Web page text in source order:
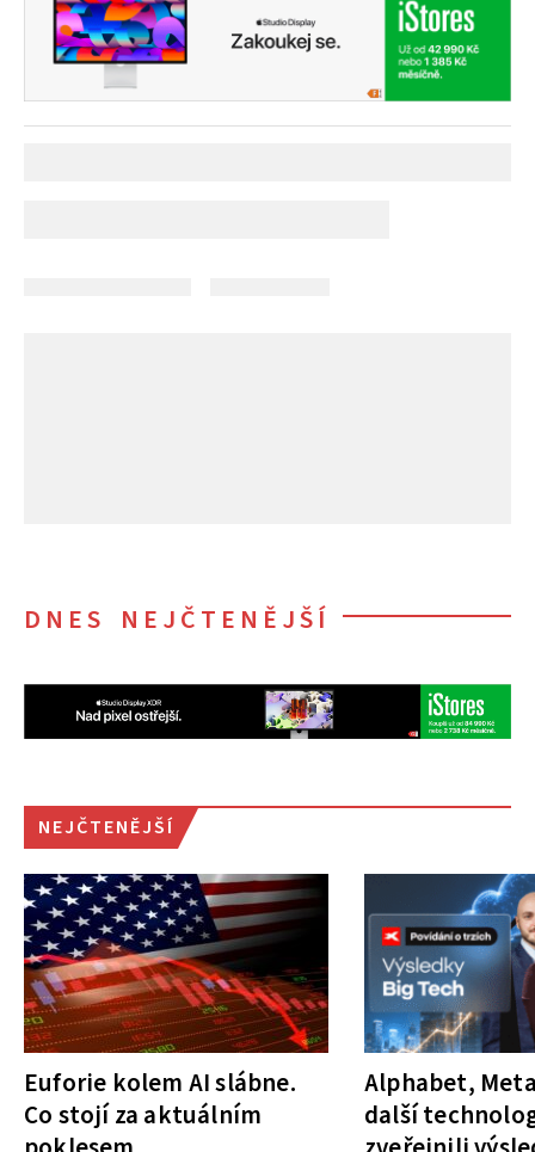
DNES NEJČTENĚJŠÍ
NEJČTENĚJŠÍ
Euforie kolem AI slábne.
Co stojí za aktuálním
Alphabet,
další